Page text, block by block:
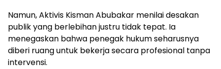
Namun, Aktivis Kisman Abubakar menilai desakan
publik yang berlebihan justru tidak tepat. Ia
menegaskan bahwa penegak hukum seharusnya
diberi ruang untuk bekerja secara profesional tanpa
intervensi.